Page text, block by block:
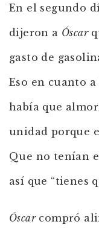
En el segundo
dijeron a Óscar
gasto de
Eso en cuanto
había que
unidad porque
Que no tenían
así que “tienes
Óscarcompró